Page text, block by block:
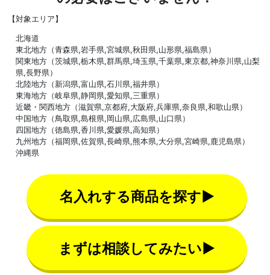
【対象エリア】
北海道
東北地方（青森県,岩手県,宮城県,秋田県,山形県,福島県）
関東地方（茨城県,栃木県,群馬県,埼玉県,千葉県,東京都,神奈川県,山梨
県,長野県）
北陸地方（新潟県,富山県,石川県,福井県）
東海地方（岐阜県,静岡県,愛知県,三重県）
近畿・関西地方（滋賀県,京都府,大阪府,兵庫県,奈良県,和歌山県）
中国地方（鳥取県,島根県,岡山県,広島県,山口県）
四国地方（徳島県,香川県,愛媛県,高知県）
九州地方（福岡県,佐賀県,長崎県,熊本県,大分県,宮崎県,鹿児島県）
沖縄県
名入れする商品を探す▶
まずは相談してみたい▶